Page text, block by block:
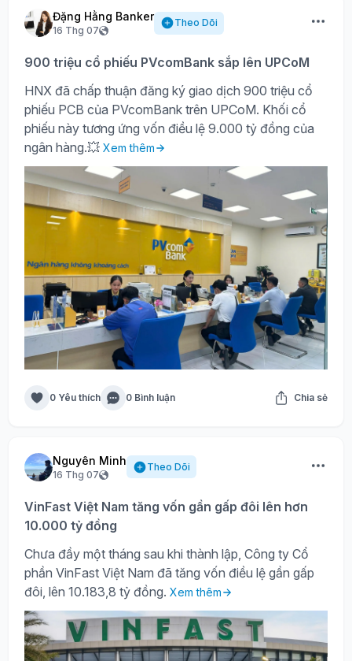
Đặng Hằng Banker
16 Thg 07
Theo Dõi
900 triệu cổ phiếu PVcomBank sắp lên UPCoM
HNX đã chấp thuận đăng ký giao dịch 900 triệu cổ
phiếu PCB của PVcomBank trên UPCoM. Khối cổ
phiếu này tương ứng vốn điều lệ 9.000 tỷ đồng của
ngân hàng.💥 Xem thêm
0 Yêu thích 0 Bình luận Chia sẻ
Nguyên Minh
16 Thg 07
Theo Dõi
VinFast Việt Nam tăng vốn gần gấp đôi lên hơn
10.000 tỷ đồng
Chưa đầy một tháng sau khi thành lập, Công ty Cổ
phần VinFast Việt Nam đã tăng vốn điều lệ gần gấp
đôi, lên 10.183,8 tỷ đồng. Xem thêm